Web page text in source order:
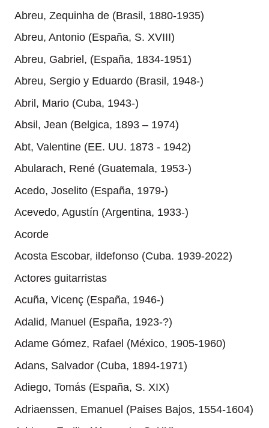
Abreu, Zequinha de (Brasil, 1880-1935)
Abreu, Antonio (España, S. XVIII)
Abreu, Gabriel, (España, 1834-1951)
Abreu, Sergio y Eduardo (Brasil, 1948-)
Abril, Mario (Cuba, 1943-)
Absil, Jean (Belgica, 1893 – 1974)
Abt, Valentine (EE. UU. 1873 - 1942)
Abularach, René (Guatemala, 1953-)
Acedo, Joselito (España, 1979-)
Acevedo, Agustín (Argentina, 1933-)
Acorde
Acosta Escobar, ildefonso (Cuba. 1939-2022)
Actores guitarristas
Acuña, Vicenç (España, 1946-)
Adalid, Manuel (España, 1923-?)
Adame Gómez, Rafael (México, 1905-1960)
Adans, Salvador (Cuba, 1894-1971)
Adiego, Tomás (España, S. XIX)
Adriaenssen, Emanuel (Paises Bajos, 1554-1604)